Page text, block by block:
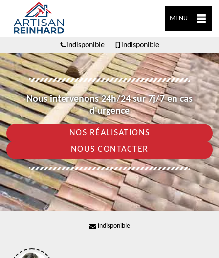
MENU
indisponible indisponible
Nous intervenons 24h/24 sur 7j/7 en cas
d'urgence
NOS RÉALISATIONS
NOUS CONTACTER
indisponible